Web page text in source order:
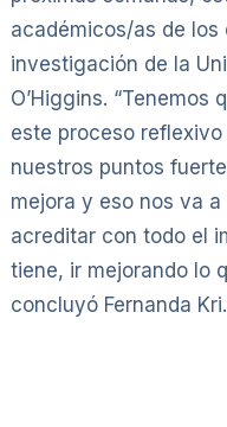
académicos/as de
investigación de la
O’Higgins. “Tenemos
este proceso
nuestros puntos
mejora y eso nos va
acreditar con todo el
tiene, ir mejorando lo
concluyó Fernanda Kri.